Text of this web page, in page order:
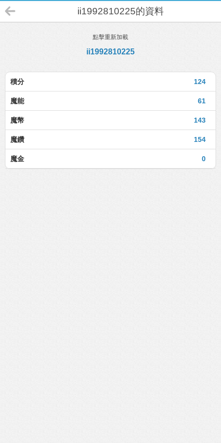
ii1992810225的資料
點擊重新加載
ii1992810225
124
積分
61
魔能
143
魔幣
154
魔鑽
0
魔金